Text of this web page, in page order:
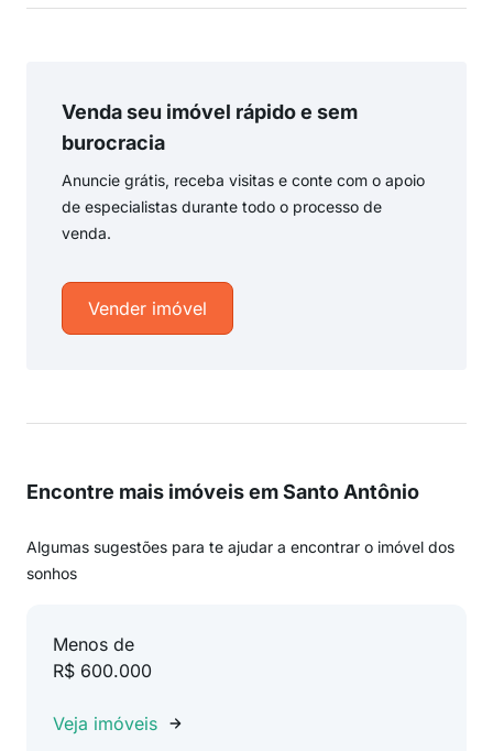
Venda seu imóvel rápido e sem
burocracia
Anuncie grátis, receba visitas e conte com o apoio
de especialistas durante todo o processo de
venda.
Vender imóvel
Encontre mais imóveis em Santo Antônio
Algumas sugestões para te ajudar a encontrar o imóvel dos
sonhos
Menos de
R$ 600.000
Veja imóveis